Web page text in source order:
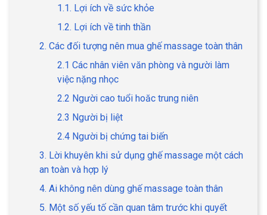
1.1. Lợi ích về sức khỏe
1.2. Lợi ích về tinh thần
2. Các đối tượng nên mua ghế massage toàn thân
2.1 Các nhân viên văn phòng và người làm
việc nặng nhọc
2.2 Người cao tuổi hoăc trung niên
2.3 Người bị liệt
2.4 Người bị chứng tai biến
3. Lời khuyên khi sử dụng ghế massage một cách
an toàn và hợp lý
4. Ai không nên dùng ghế massage toàn thân
5. Một số yếu tố cần quan tâm trước khi quyết